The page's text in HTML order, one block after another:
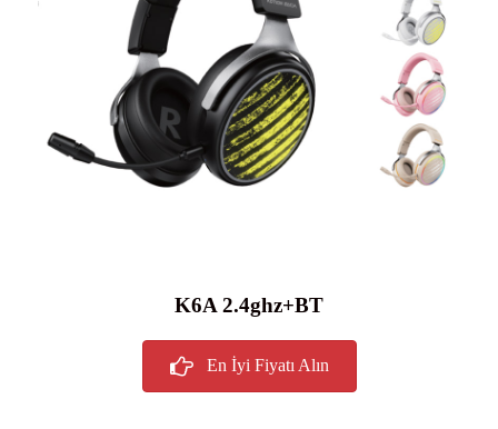
K6A 2.4ghz+BT
En İyi Fiyatı Alın